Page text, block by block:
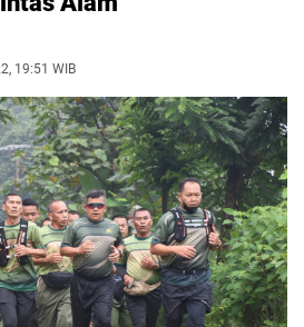
19:51 WIB